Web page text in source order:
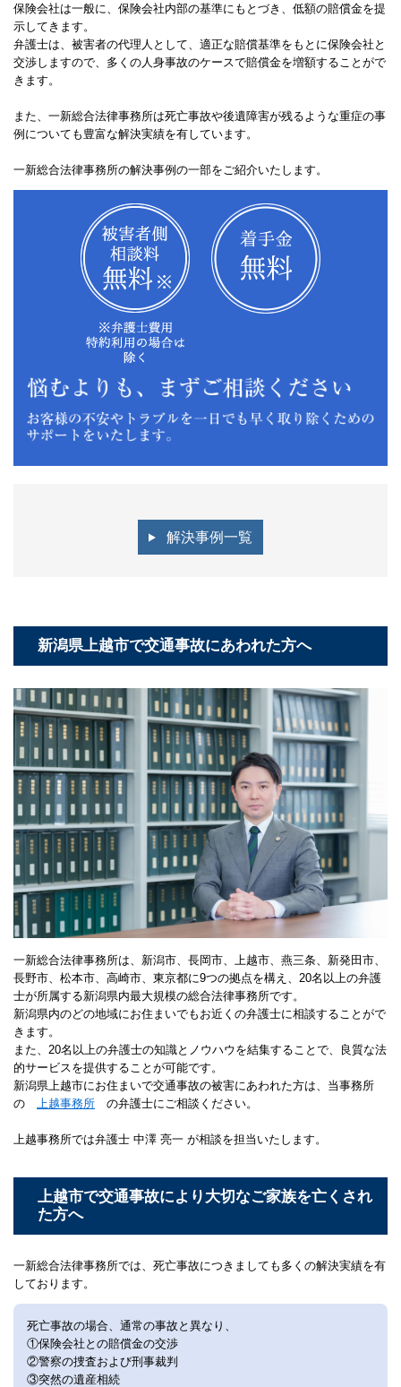
保険会社は一般に、保険会社内部の基準にもとづき、低額の賠償金を提
示してきます。
弁護士は、被害者の代理人として、適正な賠償基準をもとに保険会社と
交渉しますので、多くの人身事故のケースで賠償金を増額することがで
きます。
また、一新総合法律事務所は死亡事故や後遺障害が残るような重症の事
例についても豊富な解決実績を有しています。
一新総合法律事務所の解決事例の一部をご紹介いたします。
解決事例一覧
新潟県上越市で交通事故にあわれた方へ
一新総合法律事務所は、新潟市、長岡市、上越市、燕三条、新発田市、
長野市、松本市、高崎市、東京都に9つの拠点を構え、20名以上の弁護
士が所属する新潟県内最大規模の総合法律事務所です。
新潟県内のどの地域にお住まいでもお近くの弁護士に相談することがで
きます。
また、20名以上の弁護士の知識とノウハウを結集することで、良質な法
的サービスを提供することが可能です。
新潟県上越市にお住まいで交通事故の被害にあわれた方は、当事務所
の
上越事務所 の弁護士にご相談ください。
上越事務所では弁護士 中澤 亮一 が相談を担当いたします。
上越市で交通事故により大切なご家族を亡くされ
た方へ
一新総合法律事務所では、死亡事故につきましても多くの解決実績を有
しております。
死亡事故の場合、通常の事故と異なり、
①保険会社との賠償金の交渉
②警察の捜査および刑事裁判
③突然の遺産相続